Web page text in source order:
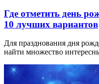
Где отметить день
10 лучших вариантов
Для празднования дня
найти множество